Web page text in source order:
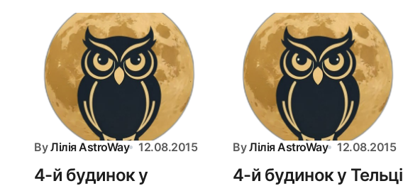
By Лілія AstroWay 12.08.2015
4-й будинок у
By Лілія AstroWay 12.08.2015
4-й будинок у Тельці